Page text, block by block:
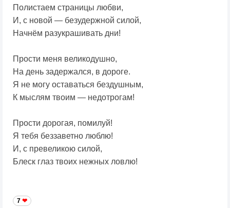
Полистаем страницы любви,
И, с новой — безудержной силой,
Начнём разукрашивать дни!
Прости меня великодушно,
На день задержался, в дороге.
Я не могу оставаться бездушным,
К мыслям твоим — недотрогам!
Прости дорогая, помилуй!
Я тебя беззаветно люблю!
И, с превеликою силой,
Блеск глаз твоих нежных ловлю!
7